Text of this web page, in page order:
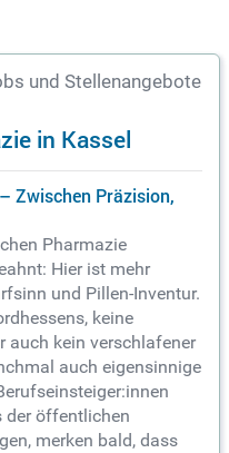
und Stellenangebote
in Kassel
Zwischen Präzision,
Pharmazie
Hier ist mehr
und Pillen-Inventur.
keine
auch kein verschlafener
auch eigensinnige
der öffentlichen
merken bald, dass